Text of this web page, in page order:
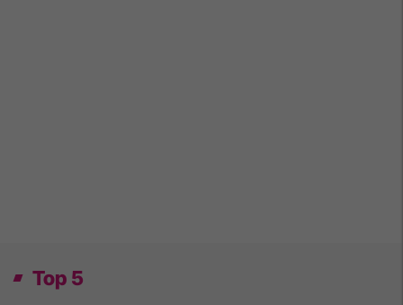
Top 5